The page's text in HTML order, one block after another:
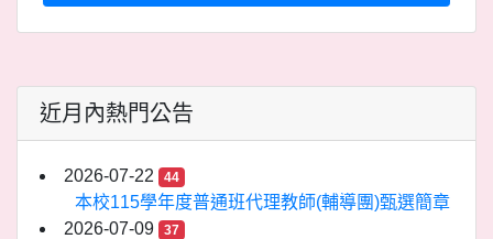
近月內熱門公告
2026-07-22 44
本校115學年度普通班代理教師(輔導團)甄選簡章
2026-07-09
37